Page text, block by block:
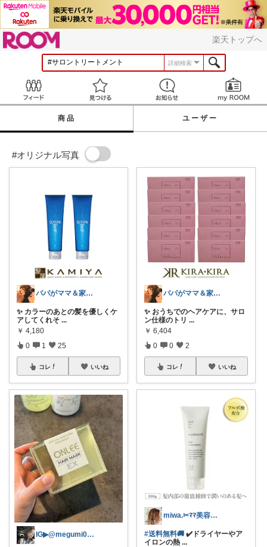
楽天トップへ
詳細検索
見つける お知らせ
商品 ユーザー
#オリジナル写真
パパがママ＆家族の笑顔の為に選ぶ品😆
✨ カラーのあとの髪を優しくケ
アしてくれそ ...
￥ 4,180
0 1 25
コレ いいね
IG▶︎@megumi0927
パパがママ＆家族の笑顔の為に選ぶ品😆
✨ おうちでのヘアケアに、サロ
ン仕様のトリ ...
￥ 6,404
0 0 2
コレ いいね
miwa.✂︎ﾏﾏ美容師💎
#送料無料🚚 ✔️ドライヤーやア
イロンの熱 ...